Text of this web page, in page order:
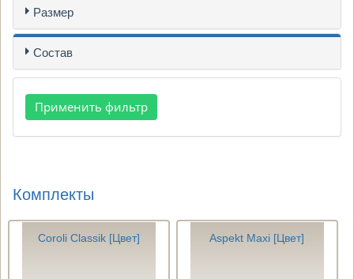
Размер
Состав
Комплекты
Coroli Classik [Цвет] Aspekt Maxi [Цвет]